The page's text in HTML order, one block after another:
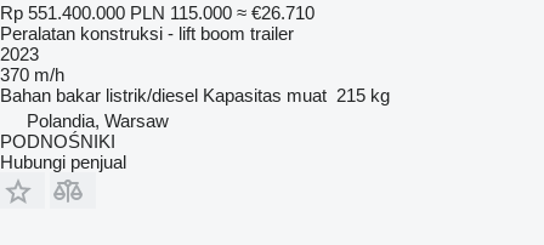
Rp 551.400.000 PLN 115.000 ≈ €26.710
Peralatan konstruksi - lift boom trailer
2023
370 m/h
Bahan bakar listrik/diesel Kapasitas muat 215 kg
Polandia, Warsaw
PODNOŚNIKI
Hubungi penjual